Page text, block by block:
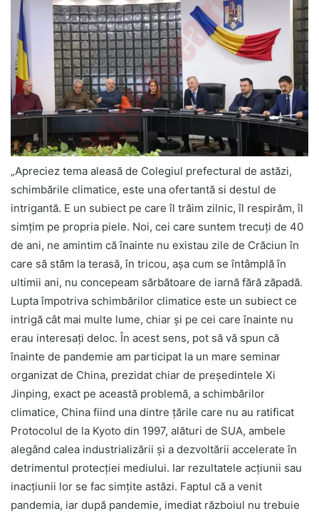
„Apreciez tema aleasă de Colegiul prefectural de astăzi,
schimbările climatice, este una ofertantă si destul de
intrigantă. E un subiect pe care îl trăim zilnic, îl respirăm, îl
simțim pe propria piele. Noi, cei care suntem trecuți de 40
de ani, ne amintim că înainte nu existau zile de Crăciun în
care să stăm la terasă, în tricou, așa cum se întâmplă în
ultimii ani, nu concepeam sărbătoare de iarnă fără zăpadă.
Lupta împotriva schimbărilor climatice este un subiect ce
intrigă cât mai multe lume, chiar și pe cei care înainte nu
erau interesați deloc. În acest sens, pot să vă spun că
înainte de pandemie am participat la un mare seminar
organizat de China, prezidat chiar de președintele Xi
Jinping, exact pe această problemă, a schimbărilor
climatice, China fiind una dintre țările care nu au ratificat
Protocolul de la Kyoto din 1997, alături de SUA, ambele
alegând calea industrializării și a dezvoltării accelerate în
detrimentul protecției mediului. Iar rezultatele acțiunii sau
inacțiunii lor se fac simțite astăzi. Faptul că a venit
pandemia, iar după pandemie, imediat războiul nu trebuie